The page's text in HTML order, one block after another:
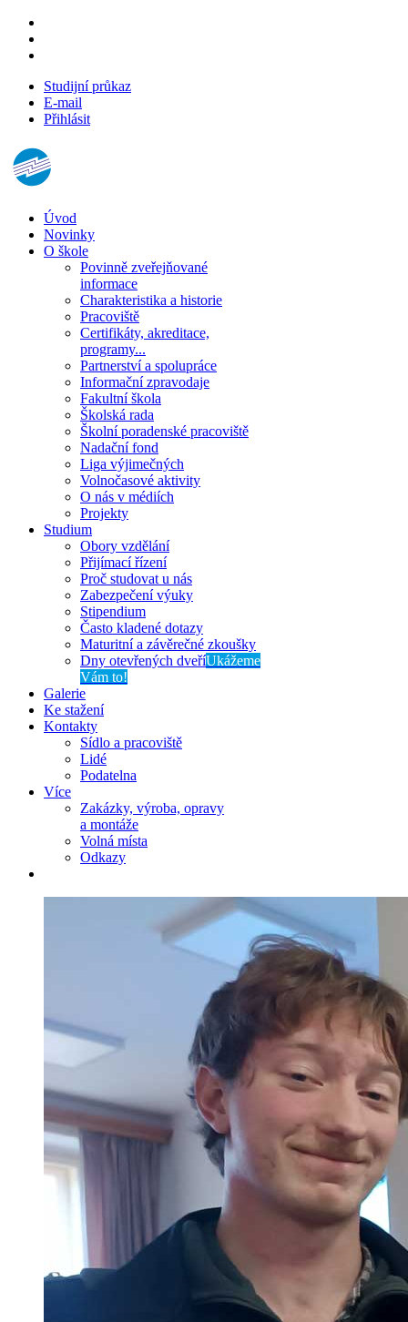
Studijní průkaz
E-mail
Přihlásit
Úvod
Novinky
O škole
Povinně zveřejňované
informace
Charakteristika a historie
Pracoviště
Certifikáty, akreditace,
programy...
Partnerství a spolupráce
Informační zpravodaje
Fakultní škola
Školská rada
Školní poradenské pracoviště
Nadační fond
Liga výjimečných
Volnočasové aktivity
O nás v médiích
Projekty
Studium
Obory vzdělání
Přijímací řízení
Proč studovat u nás
Zabezpečení výuky
Stipendium
Často kladené dotazy
Maturitní a závěrečné zkoušky
Dny otevřených dveříUkážeme
Vám to!
Galerie
Ke stažení
Kontakty
Sídlo a pracoviště
Lidé
Podatelna
Více
Zakázky, výroba, opravy
a montáže
Volná místa
Odkazy